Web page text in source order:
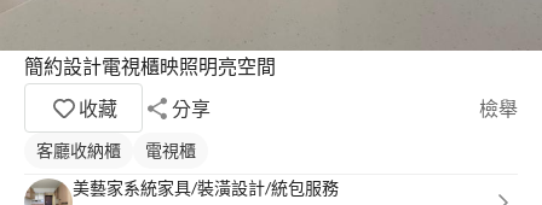
簡約設計電視櫃映照明亮空間
收藏
分享 檢舉
客廳收納櫃
電視櫃
美藝家系統家具/裝潢設計/統包服務